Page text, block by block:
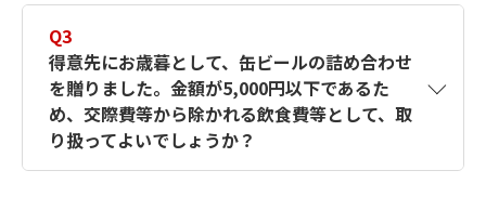
なお、当社が忘年会を主催し、得意先を会場
合には、当社が得意先に対して行う接待のた
めの支出となり、交際費等に該当しますの
で、ご注意ください。
員におおむね一律に、社内において供与され
る通常の飲食に要する費用は福利厚生費等と
して、交際費等から除かれます。
質問の場合、1次会は社内行事の一環として原
則全員参加であり、福利厚生費として交際費
Q3
得意先にお歳暮として、缶ビールの詰め合わせ
を贈りました。金額が5,000円以下であるた
め、交際費等から除かれる飲食費等として、取
り扱ってよいでしょうか？